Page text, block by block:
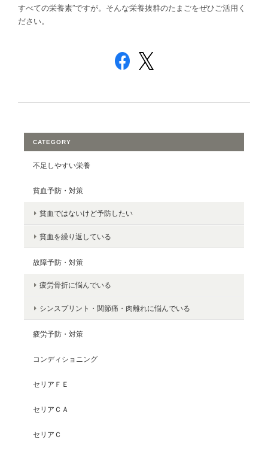
すべての栄養素”ですが。そんな栄養抜群のたまごをぜひご活用く
ださい。
CATEGORY
不足しやすい栄養
貧血予防・対策
貧血ではないけど予防したい
貧血を繰り返している
故障予防・対策
疲労骨折に悩んでいる
シンスプリント・関節痛・肉離れに悩んでいる
疲労予防・対策
コンディショニング
セリアＦＥ
セリアＣＡ
セリアＣ